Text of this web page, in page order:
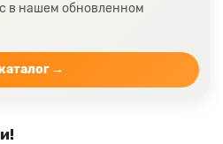
цвета индиго
в нашем обновленном
→